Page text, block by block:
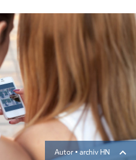
Autor ▪archiv HN